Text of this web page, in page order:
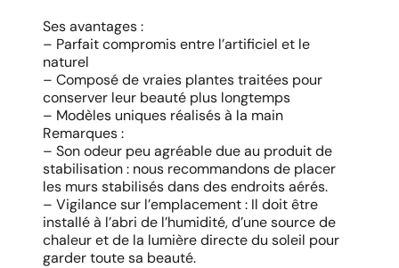
Ses avantages :
– Parfait compromis entre l’artificiel et le
naturel
– Composé de vraies plantes traitées pour
conserver leur beauté plus longtemps
– Modèles uniques réalisés à la main
Remarques :
– Son odeur peu agréable due au produit de
stabilisation : nous recommandons de placer
les murs stabilisés dans des endroits aérés.
– Vigilance sur l’emplacement : Il doit être
installé à l’abri de l’humidité, d’une source de
chaleur et de la lumière directe du soleil pour
garder toute sa beauté.